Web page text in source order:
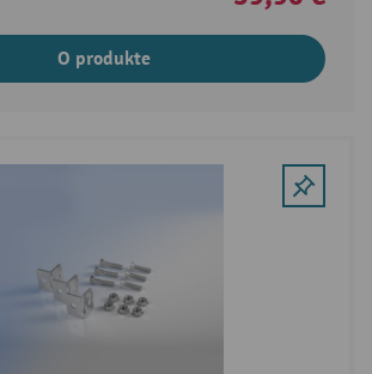
O produkte